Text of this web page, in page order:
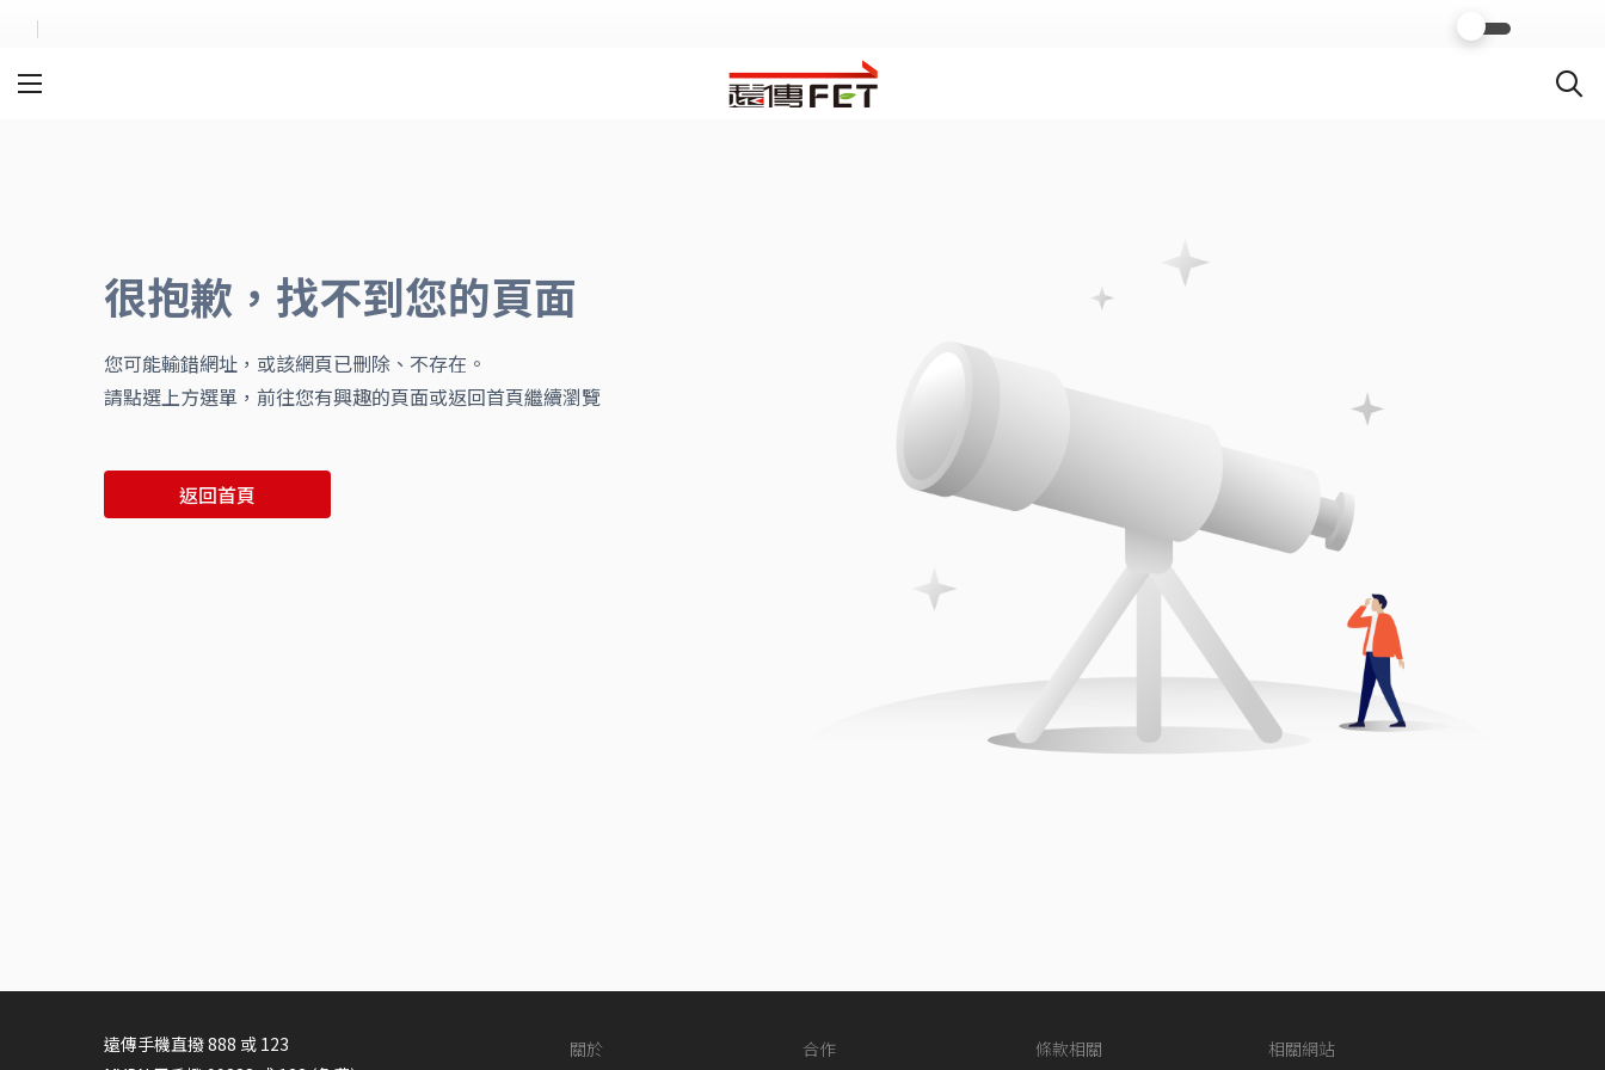
很抱歉，找不到您的頁面
您可能輸錯網址，或該網頁已刪除、不存在。
請點選上方選單，前往您有興趣的頁面或返回首頁繼續瀏覽
返回首頁
遠傳手機直撥888 或 123
關於 合作 條款相關 相關網站